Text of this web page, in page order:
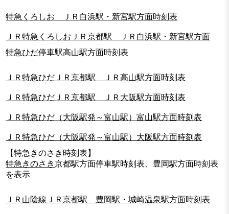
特急くろしお ＪＲ白浜駅・新宮駅方面時刻表
ＪＲ特急くろしおＪＲ京都駅 ＪＲ白浜駅・新宮駅方面
特急ひだ停車駅高山駅方面時刻表
ＪＲ特急ひだＪＲ京都駅 ＪＲ高山駅方面時刻表
ＪＲ特急ひだＪＲ京都駅 ＪＲ大阪駅方面時刻表
ＪＲ特急ひだ（大阪駅発～富山駅）富山駅方面時刻表
ＪＲ特急ひだ（大阪駅発～富山駅）大阪駅方面時刻表
【特急きのさき時刻表】
特急きのさき京都駅方面停車駅時刻表、豊岡駅方面時刻表
を表示
ＪＲ山陰線ＪＲ京都駅 豊岡駅・城崎温泉駅方面時刻表